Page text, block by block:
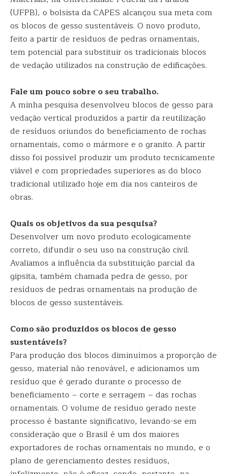
(UFPB), o bolsista da CAPES alcançou sua meta com
os blocos de gesso sustentáveis. O novo produto,
feito a partir de resíduos de pedras ornamentais,
tem potencial para substituir os tradicionais blocos
de vedação utilizados na construção de edificações.
Fale um pouco sobre o seu trabalho.
A minha pesquisa desenvolveu blocos de gesso para
vedação vertical produzidos a partir da reutilização
de resíduos oriundos do beneficiamento de rochas
ornamentais, como o mármore e o granito. A partir
disso foi possível produzir um produto tecnicamente
viável e com propriedades superiores as do bloco
tradicional utilizado hoje em dia nos canteiros de
obras.
Quais os objetivos da sua pesquisa?
Desenvolver um novo produto ecologicamente
correto, difundir o seu uso na construção civil.
Avaliamos a influência da substituição parcial da
gipsita, também chamada pedra de gesso, por
resíduos de pedras ornamentais na produção de
blocos de gesso sustentáveis.
Como são produzidos os blocos de gesso
sustentáveis?
Para produção dos blocos diminuímos a proporção de
gesso, material não renovável, e adicionamos um
resíduo que é gerado durante o processo de
beneficiamento – corte e serragem – das rochas
ornamentais. O volume de resíduo gerado neste
processo é bastante significativo, levando-se em
consideração que o Brasil é um dos maiores
exportadores de rochas ornamentais no mundo, e o
plano de gerenciamento destes resíduos,